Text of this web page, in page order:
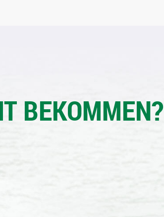
BEKOMMEN?